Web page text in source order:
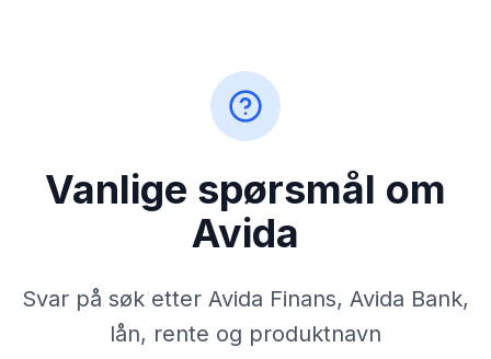
Vanlige spørsmål om
Avida
Svar på søk etter Avida Finans, Avida Bank,
lån, rente og produktnavn